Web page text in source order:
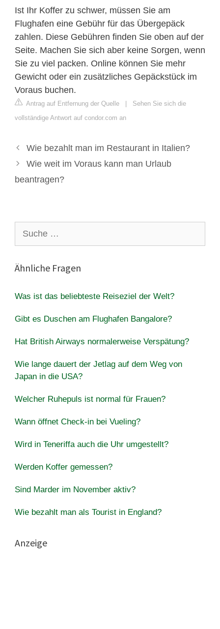
Ist Ihr Koffer zu schwer, müssen Sie am
Flughafen eine Gebühr für das Übergepäck
zahlen. Diese Gebühren finden Sie oben auf der
Seite. Machen Sie sich aber keine Sorgen, wenn
Sie zu viel packen. Online können Sie mehr
Gewicht oder ein zusätzliches Gepäckstück im
Voraus buchen.
Antrag auf Entfernung der Quelle | Sehen Sie sich die
vollständige Antwort auf condor.com an
Wie bezahlt man im Restaurant in Italien?
Wie weit im Voraus kann man Urlaub
beantragen?
nach:
Ähnliche Fragen
Was ist das beliebteste Reiseziel der Welt?
Gibt es Duschen am Flughafen Bangalore?
Hat British Airways normalerweise Verspätung?
Wie lange dauert der Jetlag auf dem Weg von
Japan in die USA?
Welcher Ruhepuls ist normal für Frauen?
Wann öffnet Check-in bei Vueling?
Wird in Teneriffa auch die Uhr umgestellt?
Werden Koffer gemessen?
Sind Marder im November aktiv?
Wie bezahlt man als Tourist in England?
Anzeige